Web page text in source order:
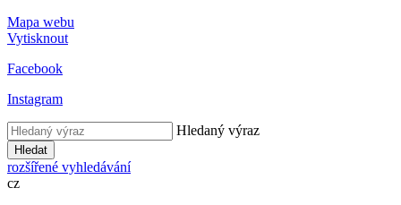
Mapa webu
Vytisknout
Facebook
Instagram
Hledaný výraz
Hledat
rozšířené vyhledávání
cz